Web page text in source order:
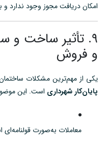
امکان دریافت مجوز وجود ندارد و
۹. تأثیر ساخت و
و فروش
یکی از مهم‌ترین مشکلات
پایان‌کار شهرداری است. این
معاملات به‌صورت قولنامه‌ای